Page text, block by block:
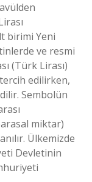
birimi Yeni
ve resmi
(Türk Lirası)
tercih edilirken,
Sembolün
miktar)
Ülkemizde
Devletinin